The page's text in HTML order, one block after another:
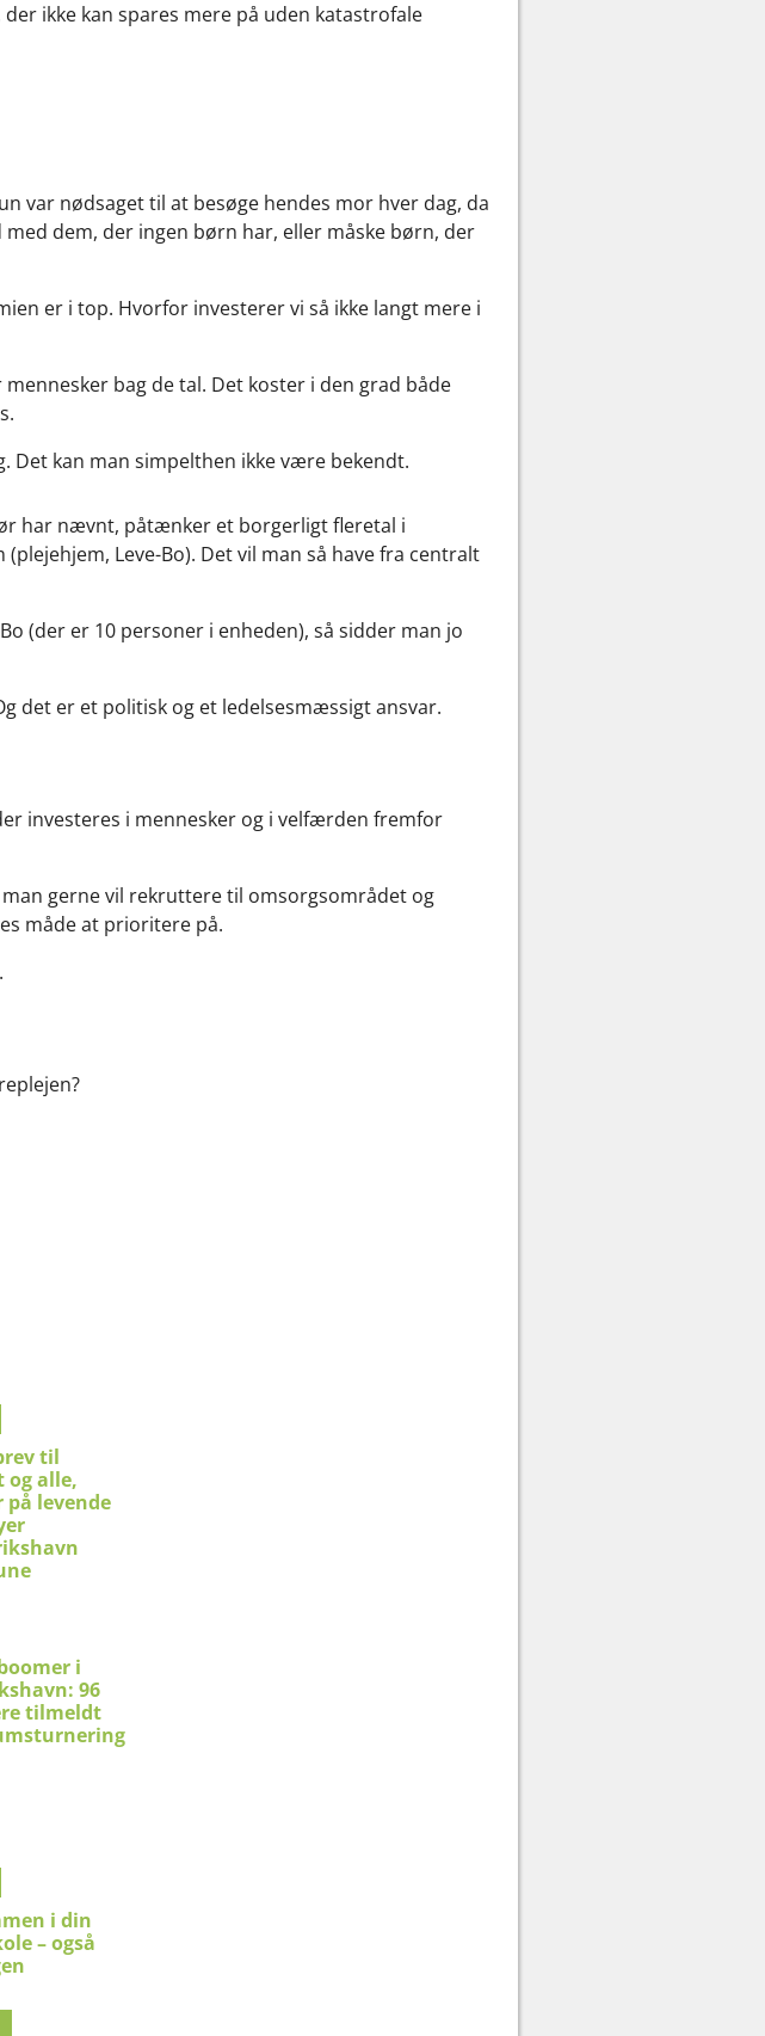
ikke kan spares mere på uden katastrofale
var nødsaget til at besøge hendes mor hver dag, da
dem, der ingen børn har, eller måske børn, der
er i top. Hvorfor investerer vi så ikke langt mere i
bag de tal. Det koster i den grad både
Det kan man simpelthen ikke være bekendt.
har nævnt, påtænker et borgerligt fleretal i
Leve-Bo). Det vil man så have fra centralt
(der er 10 personer i enheden), så sidder man jo
det er et politisk og et ledelsesmæssigt ansvar.
investeres i mennesker og i velfærden fremfor
gerne vil rekruttere til omsorgsområdet og
måde at prioritere på.
til
og alle,
på levende
i
96
tilmeldt
i din
– også